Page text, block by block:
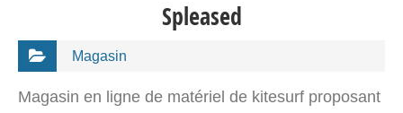
Spleased
Magasin
Magasin en ligne de matériel de kitesurf proposant